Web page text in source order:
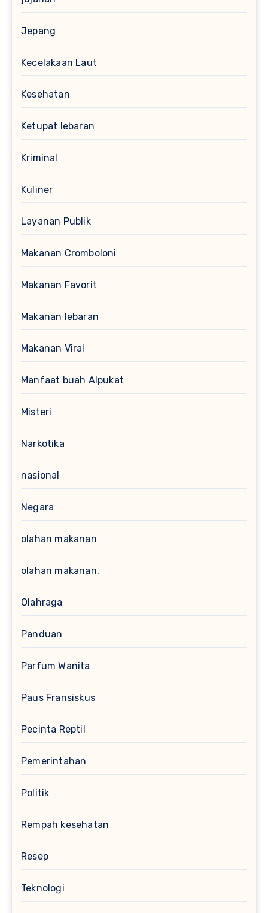
Jepang
Kecelakaan Laut
Kesehatan
Ketupat lebaran
Kriminal
Kuliner
Layanan Publik
Makanan Cromboloni
Makanan Favorit
Makanan lebaran
Makanan Viral
Manfaat buah Alpukat
Misteri
Narkotika
nasional
Negara
olahan makanan
olahan makanan.
Olahraga
Panduan
Parfum Wanita
Paus Fransiskus
Pecinta Reptil
Pemerintahan
Politik
Rempah kesehatan
Resep
Teknologi